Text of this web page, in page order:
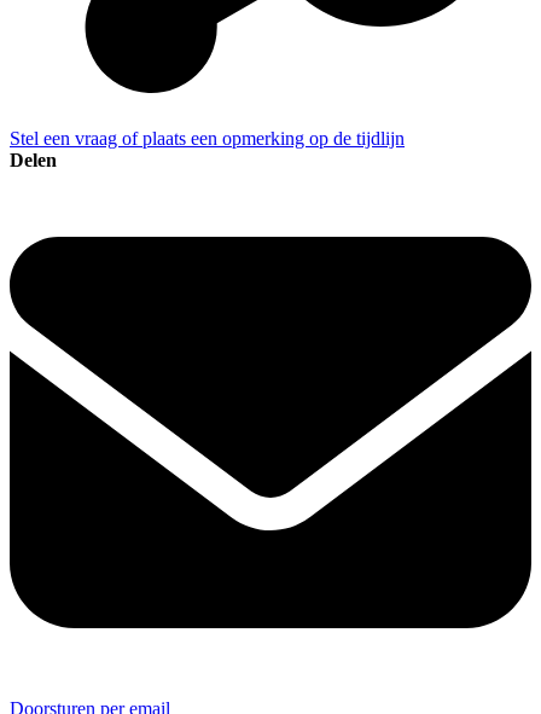
Stel een vraag of plaats een opmerking op de tijdlijn
Delen
Doorsturen per email